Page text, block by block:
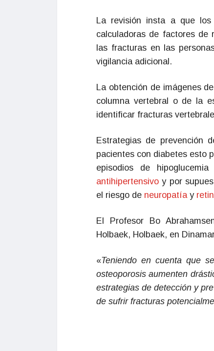
La revisión insta a que
calculadoras de factores de
las fracturas en las
vigilancia adicional.
La obtención de imágenes
columna vertebral o de la
identificar fracturas
Estrategias de prevención
pacientes con diabetes esto
episodios de
antihipertensivo y por
el riesgo de neuropatíay
El Profesor Bo
Holbaek, Holbaek, en
«Teniendo en cuenta que
osteoporosis aumenten
estrategias de detección y
de sufrir fracturas